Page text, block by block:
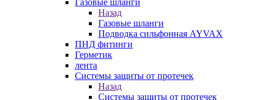
Газовые шланги
Назад
Газовые шланги
Подводка сильфонная AYVAX
ПНД фитинги
Герметик
лента
Системы защиты от протечек
Назад
Системы защиты от протечек